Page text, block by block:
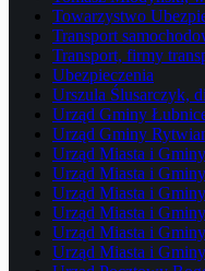
Towarzystwo
Transport
Transport, firmy
Ubezpieczenia
Urszula Ślusarczyk,
Urząd Gminy
Urząd Gminy
Urząd Miasta i
Urząd Miasta i
Urząd Miasta i
Urząd Miasta i Gminy
Urząd Miasta i
Urząd Miasta i